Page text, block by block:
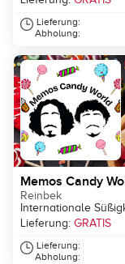
Lieferung:
Abholung:
Memos Candy
Reinbek
Internationale
Lieferung: GRATIS
Lieferung:
Abholung: